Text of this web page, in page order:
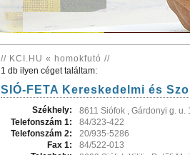
// KCI.HU « homokfutó //
1 db ilyen céget találtam:
SIÓ-FETA Kereskedelmi és
Székhely:
8611 Siófok , Gárdonyi g. u.
Telefonszám 1:
84/323-422
Telefonszám 2:
20/935-5286
Fax 1:
84/522-013